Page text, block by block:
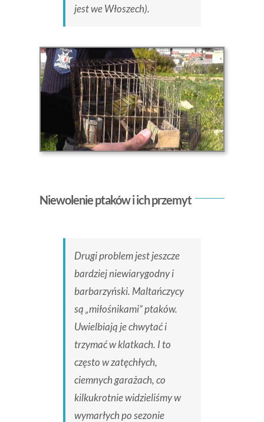
jest we Włoszech).
Niewolenie ptaków i ich przemyt
Drugi problem jest jeszcze
bardziej niewiarygodny i
barbarzyński. Maltańczycy
są „miłośnikami” ptaków.
Uwielbiają je chwytać i
trzymać w klatkach. I to
często w zatęchłych,
ciemnych garażach, co
kilkukrotnie widzieliśmy w
wymarłych po sezonie